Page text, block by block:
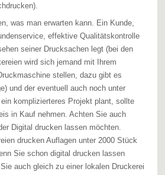
was man erwarten kann. Ein Kunde,
effektive Qualitätskontrolle
seiner Drucksachen legt (bei den
wird sich jemand mit Ihrem
stellen, dazu gibt es
und der eventuell auch noch unter
komplizierteres Projekt plant, sollte
in Kauf nehmen. Achten Sie auch
Digital drucken lassen möchten.
drucken Auflagen unter 2000 Stück
Sie schon digital drucken lassen
auch gleich zu einer lokalen Druckerei